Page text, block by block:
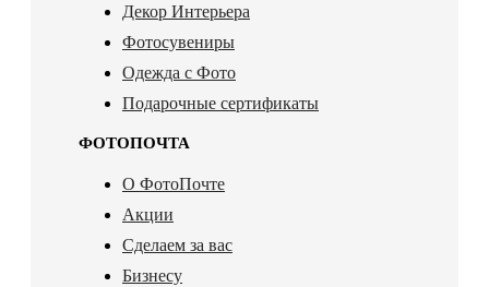
Декор Интерьера
Фотосувениры
Одежда с Фото
Подарочные сертификаты
ФОТОПОЧТА
О ФотоПочте
Акции
Сделаем за вас
Бизнесу